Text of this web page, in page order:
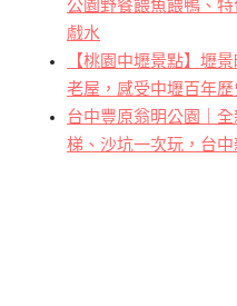
公園野餐餵魚餵鴨、
戲水
【桃園中壢景點】壢
老屋，感受中壢百年
台中豐原翁明公園｜
梯、沙坑一次玩，台